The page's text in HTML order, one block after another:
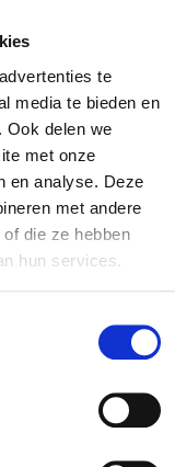
te
media te bieden en
Ook delen we
met onze
en analyse. Deze
met andere
die ze hebben
hun services.